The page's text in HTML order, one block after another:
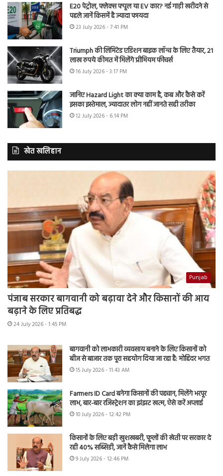
E20 पेट्रोल, फ्लेक्स फ्यूल या EV कार? नई गाड़ी खरीदने से
पहले जानें किसमें है ज्यादा फायदा
23 July 2026 - 7:41 PM
Triumph की लिमिटेड एडिशन बाइक लॉन्च के लिए तैयार, 21
लाख रुपये कीमत में मिलेंगे प्रीमियम फीचर्स
16 July 2026 - 3:17 PM
जानिए Hazard Light का क्या काम है, कब और कैसे करें
इसका इस्तेमाल, ज्यादातर लोग नहीं जानते सही तरीका
12 July 2026 - 6:14 PM
खेत खलिहान
Punjab
पंजाब सरकार बागवानी को बढ़ावा देने और किसानों की आय
बढ़ाने के लिए प्रतिबद्ध
24 July 2026 - 1:45 PM
बागवानी को लाभकारी व्यवसाय बनाने के लिए किसानों को
बीज से बाजार तक पूरा सहयोग दिया जा रहा है: मोहिंदर भगत
15 July 2026 - 11:43 AM
Farmers ID Card बनेगा किसानों की पहचान, मिलेंगे भरपूर
लाभ, बार-बार रजिस्ट्रेशन का झंझट खत्म, ऐसे करें अप्लाई
10 July 2026 - 12:42 PM
किसानों के लिए बड़ी खुशखबरी, फूलों की खेती पर सरकार दे
रही 40% सब्सिडी, जानें कैसे मिलेगा लाभ
9 July 2026 - 12:46 PM